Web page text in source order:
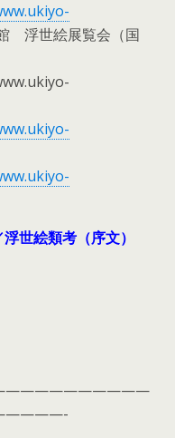
浮世絵展覧会（国
世絵類考（序文）